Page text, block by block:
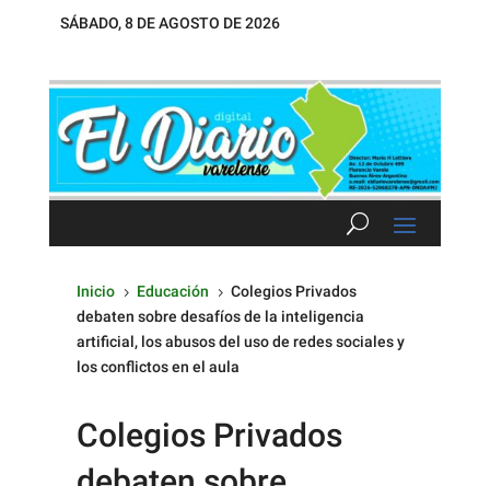
SÁBADO, 8 DE AGOSTO DE 2026
Inicio 5 Educación 5 Colegios Privados
debaten sobre desafíos de la inteligencia
artificial, los abusos del uso de redes sociales y
los conflictos en el aula
Colegios Privados